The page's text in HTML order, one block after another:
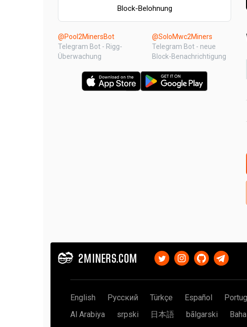
Block-Belohnung
@Pool2MinersBot
Telegram Bot - Rigg-
Überwachung
@SoloMwc2Miners
Telegram Bot - neue
Block-Benachrichtigung
2MINERS.COM
English Русский Türkçe Español
Al Arabiya
srpski 日本語 bãlgarski